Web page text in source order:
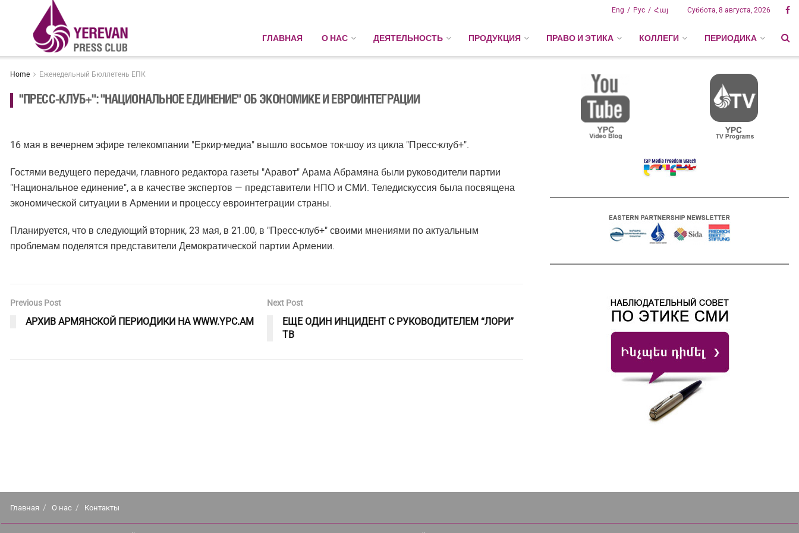
Рус Հայ
Eng Суббота, 8 августа, 2026
ГЛАВНАЯ О НАС ДЕЯТЕЛЬНОСТЬ ПРОДУКЦИЯ ПРАВО И ЭТИКА КОЛЛЕГИ ПЕРИОДИКА
Home Еженедельный Бюллетень ЕПК
"ПРЕСС-КЛУБ+": "НАЦИОНАЛЬНОЕ ЕДИНЕНИЕ" ОБ ЭКОНОМИКЕ И ЕВРОИНТЕГРАЦИИ
16 мая в вечернем эфире телекомпании "Еркир-медиа" вышло восьмое ток-шоу из цикла "Пресс-клуб+".
Гостями ведущего передачи, главного редактора газеты "Аравот" Арама Абрамяна были руководители партии
"Национальное единение", а в качестве экспертов — представители НПО и СМИ. Теледискуссия была посвящена
экономической ситуации в Армении и процессу евроинтеграции страны.
Планируется, что в следующий вторник, 23 мая, в 21.00, в "Пресс-клуб+" своими мнениями по актуальным
проблемам поделятся представители Демократической партии Армении.
Previous Post
АРХИВ АРМЯНСКОЙ ПЕРИОДИКИ НА WWW.YPC.AM
Next Post
ЕЩЕ ОДИН ИНЦИДЕНТ С РУКОВОДИТЕЛЕМ “ЛОРИ”
ТВ
Главная О нас Контакты